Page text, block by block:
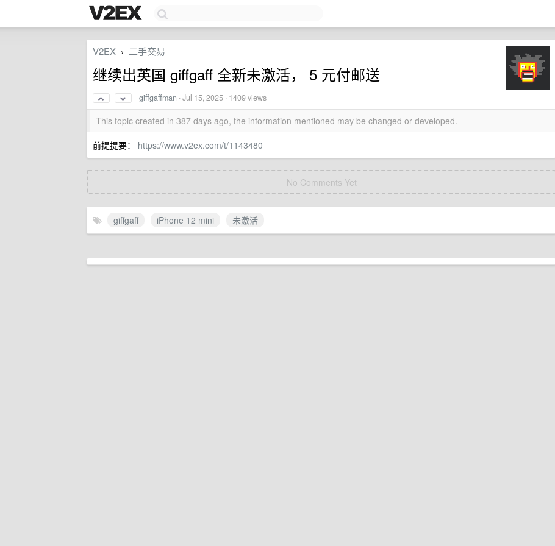
V2EX › 二手交易
继续出英国 giffgaff 全新未激活， 5 元付邮送
giffgaffman ·Jul 15, 2025 · 1409 views
This topic created in 387 days ago, the information mentioned may be changed or developed.
前提提要： https://www.v2ex.com/t/1143480
No Comments Yet
giffgaff iPhone 12 mini 未激活